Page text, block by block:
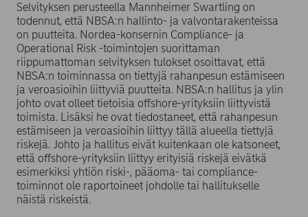
Selvityksen perusteella Mannheimer Swartling on
todennut, että NBSA:n hallinto- ja valvontarakenteissa
on puutteita. Nordea-konsernin Compliance- ja
Operational Risk -toimintojen suorittaman
riippumattoman selvityksen tulokset osoittavat, että
NBSA:n toiminnassa on tiettyjä rahanpesun estämiseen
ja veroasioihin liittyviä puutteita. NBSA:n hallitus ja ylin
johto ovat olleet tietoisia offshore-yrityksiin liittyvistä
toimista. Lisäksi he ovat tiedostaneet, että rahanpesun
estämiseen ja veroasioihin liittyy tällä alueella tiettyjä
riskejä. Johto ja hallitus eivät kuitenkaan ole katsoneet,
että offshore-yrityksiin liittyy erityisiä riskejä eivätkä
esimerkiksi yhtiön riski-, pääoma- tai compliance-
toiminnot ole raportoineet johdolle tai hallitukselle
näistä riskeistä.